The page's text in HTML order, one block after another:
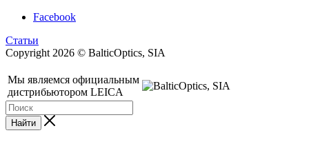
Facebook
Статьи
Copyright 2026 © BalticOptics, SIA
Мы являемся официальным
дистрибьютором LEICA
Найти